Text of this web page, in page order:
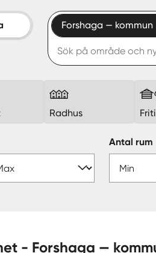
Forshaga — kommun
Radhus
Antal rum
0 sålda butiksfastighet - Forshaga —